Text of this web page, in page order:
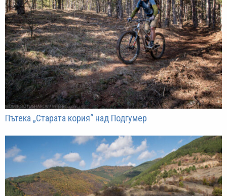
Пътека „Старата кория“ над Подгумер